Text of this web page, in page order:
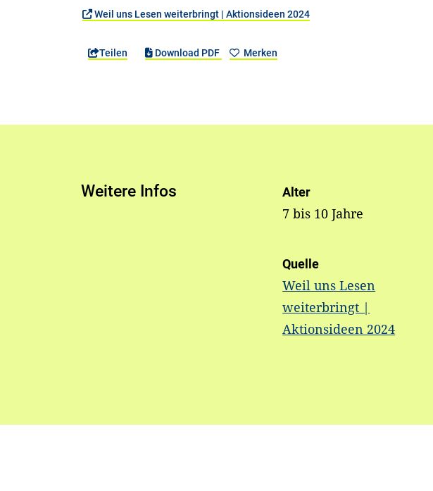
Weil uns Lesen weiterbringt | Aktionsideen 2024
Teilen Download PDF Merken
Weitere Infos Alter
7 bis 10 Jahre
Quelle
Weil uns Lesen
weiterbringt |
Aktionsideen 2024